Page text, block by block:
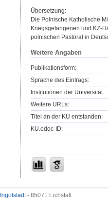
Übersetzung:
Die Polnische Katholische
Kriegsgefangenen und KZ-
polnischen Pastoral in
Weitere Angaben
Publikationsform:
Sprache des Eintrags:
Institutionen der Universität:
Weitere URLs:
Titel an der KU entstanden:
KU.edoc-ID:
- 85071 Eichstätt